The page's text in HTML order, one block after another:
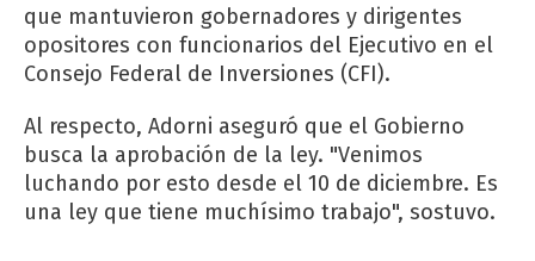
que mantuvieron gobernadores y dirigentes
opositores con funcionarios del Ejecutivo en el
Consejo Federal de Inversiones (CFI).
Al respecto, Adorni aseguró que el Gobierno
busca la aprobación de la ley. "Venimos
luchando por esto desde el 10 de diciembre. Es
una ley que tiene muchísimo trabajo", sostuvo.